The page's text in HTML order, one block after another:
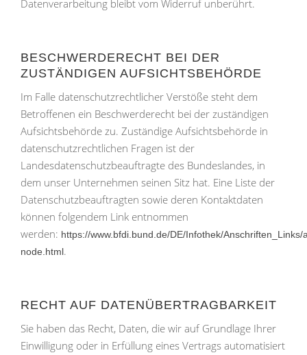
Datenverarbeitung bleibt vom Widerruf unberührt.
BESCHWERDERECHT BEI DER
ZUSTÄNDIGEN AUFSICHTSBEHÖRDE
Im Falle datenschutzrechtlicher Verstöße steht dem
Betroffenen ein Beschwerderecht bei der zuständigen
Aufsichtsbehörde zu. Zuständige Aufsichtsbehörde in
datenschutzrechtlichen Fragen ist der
Landesdatenschutzbeauftragte des Bundeslandes, in
dem unser Unternehmen seinen Sitz hat. Eine Liste der
Datenschutzbeauftragten sowie deren Kontaktdaten
können folgendem Link entnommen
werden: https://www.bfdi.bund.de/DE/Infothek/Anschriften_Links/
node.html.
RECHT AUF DATENÜBERTRAGBARKEIT
Sie haben das Recht, Daten, die wir auf Grundlage Ihrer
Einwilligung oder in Erfüllung eines Vertrags automatisiert